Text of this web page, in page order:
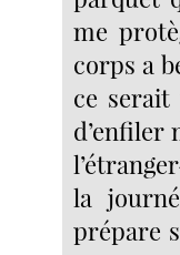
me
corps a
ce serait
d’enfiler
la
prépare